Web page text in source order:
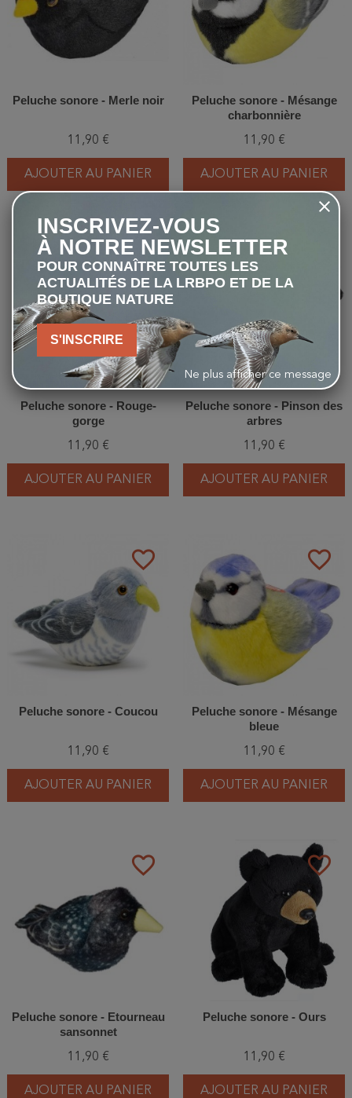
Peluche sonore - Merle noir
11,90 €
AJOUTER AU PANIER
Peluche sonore - Mésange
charbonnière
11,90 €
AJOUTER AU PANIER
favorite_border
Peluche sonore - Rouge-
gorge
11,90 €
AJOUTER AU PANIER
Peluche sonore - Pinson des
arbres
11,90 €
AJOUTER AU PANIER
favorite_border
Peluche sonore - Coucou
11,90 €
AJOUTER AU PANIER
favorite_border
Peluche sonore - Mésange
bleue
11,90 €
AJOUTER AU PANIER
favorite_border
Peluche sonore - Etourneau
sansonnet
11,90 €
AJOUTER AU PANIER
favorite_border
Peluche sonore - Ours
11,90 €
AJOUTER AU PANIER
INSCRIVEZ-VOUS
À NOTRE NEWSLETTER
POUR CONNAÎTRE TOUTES LES
ACTUALITÉS DE LA LRBPO ET DE LA
BOUTIQUE NATURE
S'INSCRIRE
Ne plus afficher ce message